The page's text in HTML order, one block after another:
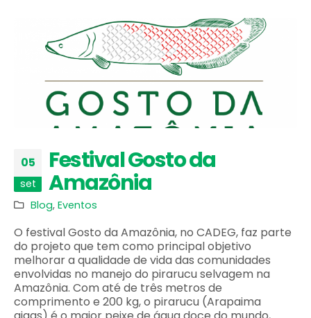
05
set
Festival Gosto da
Amazônia
Blog,Eventos
O festival Gosto da Amazônia, no CADEG, faz parte
do projeto que tem como principal objetivo
melhorar a qualidade de vida das comunidades
envolvidas no manejo do pirarucu selvagem na
Amazônia. Com até de três metros de
comprimento e 200 kg, o pirarucu (Arapaima